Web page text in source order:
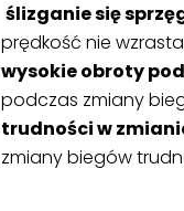
ślizganie się
prędkość nie
wysokie obroty
podczas zmiany
trudności w
zmiany biegów